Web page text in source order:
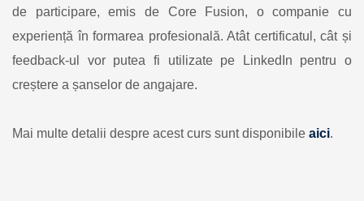
de participare, emis de Core Fusion, o companie cu
experiență în formarea profesională. Atât certificatul, cât și
feedback-ul vor putea fi utilizate pe LinkedIn pentru o
creștere a șanselor de angajare.
Mai multe detalii despre acest curs sunt disponibile aici.